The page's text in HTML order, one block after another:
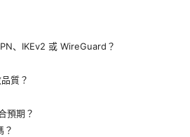
、IKEv2 或 WireGuard？
質？
預期？
？